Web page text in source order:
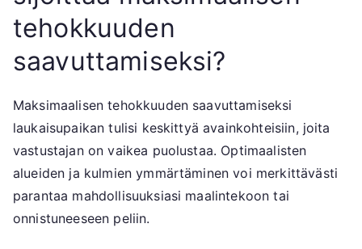
tehokkuuden
saavuttamiseksi?
Maksimaalisen tehokkuuden saavuttamiseksi
laukaisupaikan tulisi keskittyä avainkohteisiin, joita
vastustajan on vaikea puolustaa. Optimaalisten
alueiden ja kulmien ymmärtäminen voi merkittävästi
parantaa mahdollisuuksiasi maalintekoon tai
onnistuneeseen peliin.